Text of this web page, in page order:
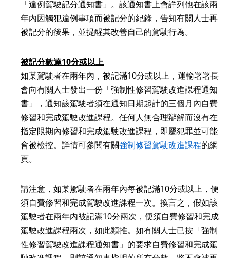
「違例駕駛記分通知書」。該通知書上會詳列他在該兩
年內因觸犯違例事項而被記分的紀錄，告知有關人士再
被記分的後果，並提醒其改善自己的駕駛行為。
被記分數達10分或以上
如某駕駛者在兩年內，被記滿10分或以上，運輸署署長
會向有關人士發出一份「強制性修習駕駛改進課程通知
書」，通知該駕駛者須在通知日期起計的三個月內自費
修習和完成駕駛改進課程。任何人無合理辯解而沒有在
指定限期內修習和完成駕駛改進課程，即屬犯罪並可能
會被檢控。詳情可參閱有關強制修習駕駛改進課程的網
頁。
請注意，如某駕駛者在兩年內每被記滿10分或以上，便
須自費修習和完成駕駛改進課程一次。換言之，假如該
駕駛者在兩年內被記滿10分兩次，便須自費修習和完成
駕駛改進課程兩次，如此類推。如有關人士已按「強制
性修習駕駛改進課程通知書」的要求自費修習和完成駕